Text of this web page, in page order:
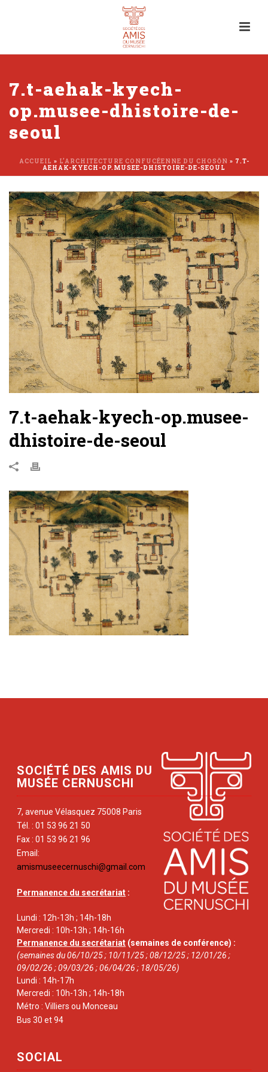
7.t-aehak-kyech-
op.musee-dhistoire-de-
seoul
ACCUEIL » L’ARCHITECTURE CONFUCÉENNE DU CHOSŎN » 7.T-
AEHAK-KYECH-OP.MUSEE-DHISTOIRE-DE-SEOUL
7.t-aehak-kyech-op.musee-
dhistoire-de-seoul
SOCIÉTÉ DES AMIS DU
MUSÉE CERNUSCHI
7, avenue Vélasquez 75008 Paris
Tél. : 01 53 96 21 50
Fax : 01 53 96 21 96
Email:
amismuseecernuschi@gmail.com
Permanence du secrétariat :
Lundi : 12h-13h ; 14h-18h
Mercredi : 10h-13h ; 14h-16h
Permanence du secrétariat (semaines de conférence) :
(semaines du 06/10/25 ; 10/11/25 ; 08/12/25 ; 12/01/26 ;
09/02/26 ; 09/03/26 ; 06/04/26 ; 18/05/26)
Lundi : 14h-17h
Mercredi : 10h-13h ; 14h-18h
Métro : Villiers ou Monceau
Bus 30 et 94
SOCIAL